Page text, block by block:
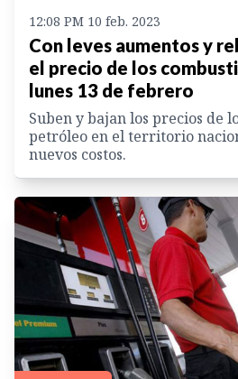
12:08 PM 10 feb. 2023
Con leves aumentos y
el precio de los
lunes 13 de febrero
Suben y bajan los precios de
petróleo en el territorio
nuevos costos.